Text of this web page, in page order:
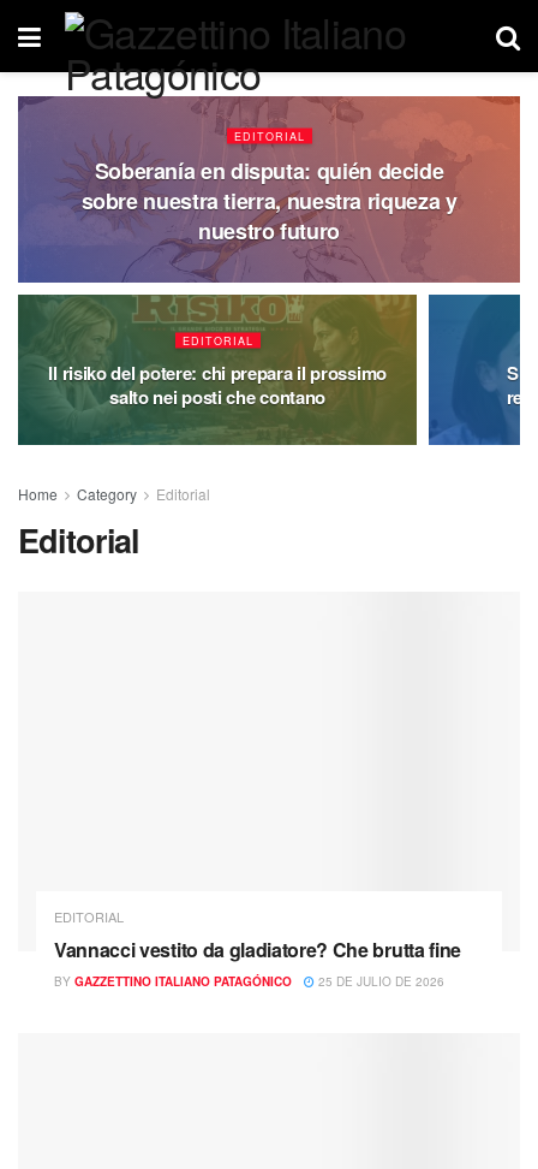
EDITORIAL
Soberanía en disputa: quién decide
sobre nuestra tierra, nuestra riqueza y
nuestro futuro
EDITORIAL
Il risiko del potere: chi prepara il prossimo
salto nei posti che contano
Home Category Editorial
Editorial
EDITORIAL
Vannacci vestito da gladiatore? Che brutta fine
BY GAZZETTINO ITALIANO PATAGÓNICO 25 DE JULIO DE 2026